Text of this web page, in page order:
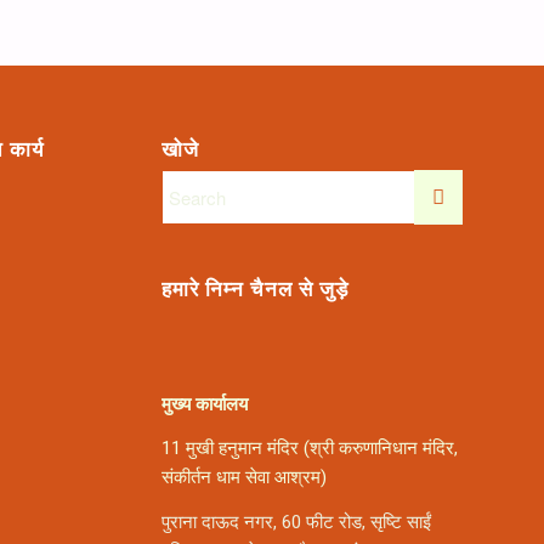
खोजे
हमारे निम्न चैनल से जुड़े
मुख्य कार्यालय
11 मुखी हनुमान मंदिर (श्री करुणानिधान मंदिर,
संकीर्तन धाम सेवा आश्रम)
पुराना दाऊद नगर, 60 फीट रोड, सृष्टि साईं